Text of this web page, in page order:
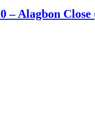
Alagbon Close